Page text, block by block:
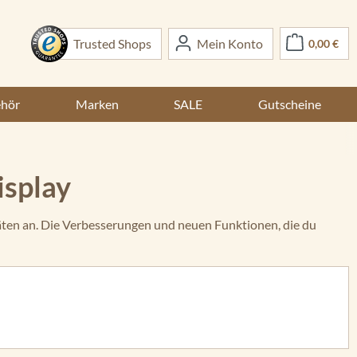
Trusted Shops Mein Konto 0,00 €
Marken SALE Gutscheine
an. Die Verbesserungen und neuen Funktionen, die du